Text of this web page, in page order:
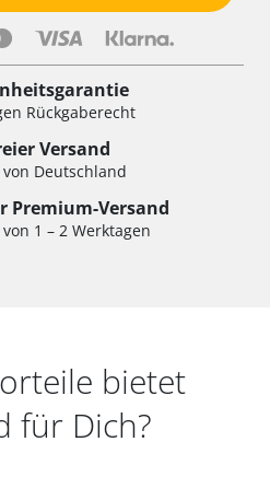
Rückgaberecht
Versand
Deutschland
Premium-Versand
1 – 2 Werktagen
bietet
für Dich?